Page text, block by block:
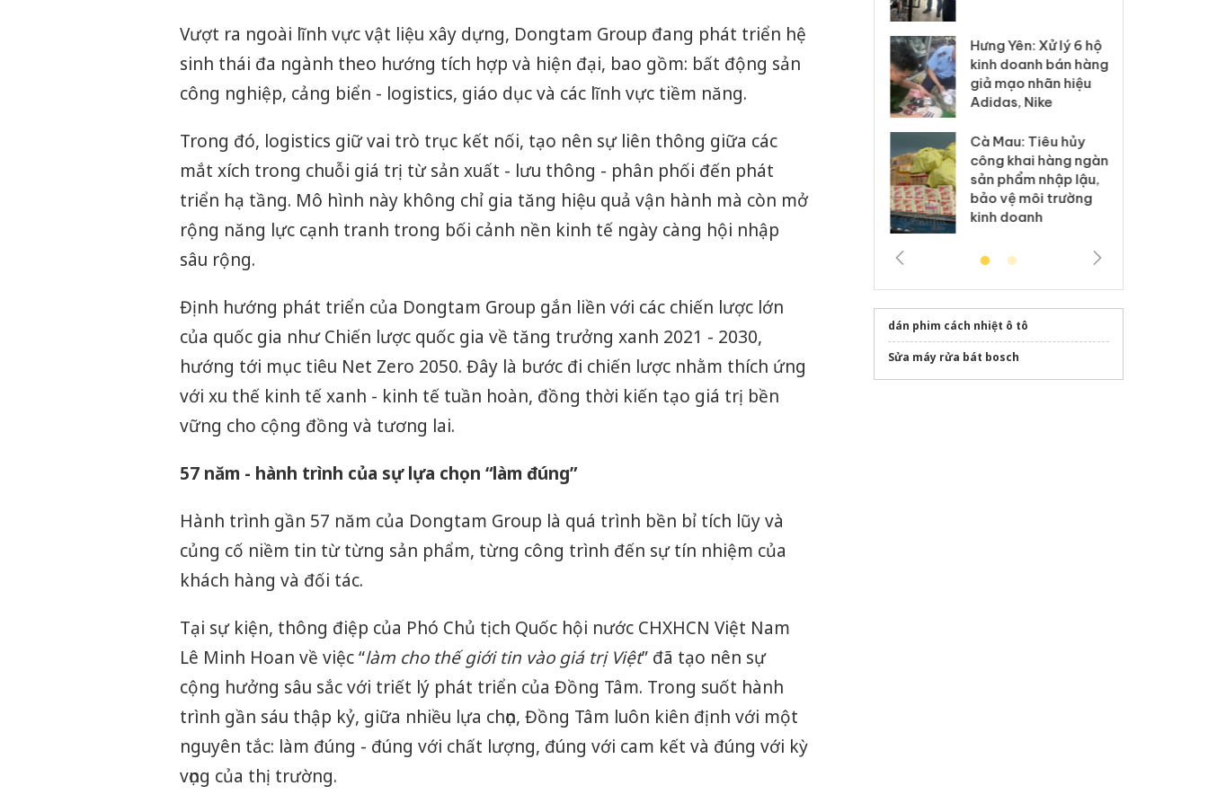
Vượt ra ngoài lĩnh vực vật liệu xây dựng, Dongtam Group đang phát triển hệ
sinh thái đa ngành theo hướng tích hợp và hiện đại, bao gồm: bất động sản
công nghiệp, cảng biển - logistics, giáo dục và các lĩnh vực tiềm năng.
Trong đó, logistics giữ vai trò trục kết nối, tạo nên sự liên thông giữa các
mắt xích trong chuỗi giá trị từ sản xuất - lưu thông - phân phối đến phát
triển hạ tầng. Mô hình này không chỉ gia tăng hiệu quả vận hành mà còn mở
rộng năng lực cạnh tranh trong bối cảnh nền kinh tế ngày càng hội nhập
sâu rộng.
Định hướng phát triển của Dongtam Group gắn liền với các chiến lược lớn
của quốc gia như Chiến lược quốc gia về tăng trưởng xanh 2021 - 2030,
hướng tới mục tiêu Net Zero 2050. Đây là bước đi chiến lược nhằm thích ứng
với xu thế kinh tế xanh - kinh tế tuần hoàn, đồng thời kiến tạo giá trị bền
vững cho cộng đồng và tương lai.
57 năm - hành trình của sự lựa chọn “làm đúng”
Hành trình gần 57 năm của Dongtam Group là quá trình bền bỉ tích lũy và
củng cố niềm tin từ từng sản phẩm, từng công trình đến sự tín nhiệm của
khách hàng và đối tác.
Tại sự kiện, thông điệp của Phó Chủ tịch Quốc hội nước CHXHCN Việt Nam
Lê Minh Hoan về việc “làm cho thế giới tin vào giá trị Việt” đã tạo nên sự
cộng hưởng sâu sắc với triết lý phát triển của Đồng Tâm. Trong suốt hành
trình gần sáu thập kỷ, giữa nhiều lựa chọn, Đồng Tâm luôn kiên định với một
nguyên tắc: làm đúng - đúng với chất lượng, đúng với cam kết và đúng với kỳ
vọng của thị trường.
Thanh Hóa: Tìm bị
hại trong vụ án buôn
An Giang: Đối tượng
chủ mưu đường dây
bán hàng giả tại Phú
Quốc ra đầu thú
Hưng Yên: Xử lý 6 hộ
kinh doanh bán hàng
giả mạo nhãn hiệu
Adidas, Nike
Cà Mau: Tiêu hủy
công khai hàng ngàn
sản phẩm nhập lậu,
bảo vệ môi trường
kinh doanh
dán phim cách nhiệt ô tô
Sửa máy rửa bát bosch